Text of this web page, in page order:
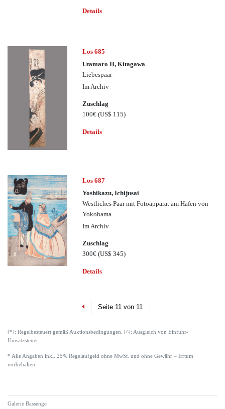
Details
Los 685
Utamaro II, Kitagawa
Liebespaar
Im Archiv
Zuschlag
100€(US$ 115)
Details
Los 687
Yoshikazu, Ichijusai
Westliches Paar mit Fotoapparat am Hafen von
Yokohama
Im Archiv
Zuschlag
300€(US$ 345)
Details
PreviousSeite 11 von 11
[*]: Regelbesteuert gemäß Auktionsbedingungen. [^]: Ausgleich von Einfuhr-
Umsatzsteuer.
* Alle Angaben inkl. 25% Regelaufgeld ohne MwSt. und ohne Gewähr – Irrtum
vorbehalten.
Galerie Bassenge